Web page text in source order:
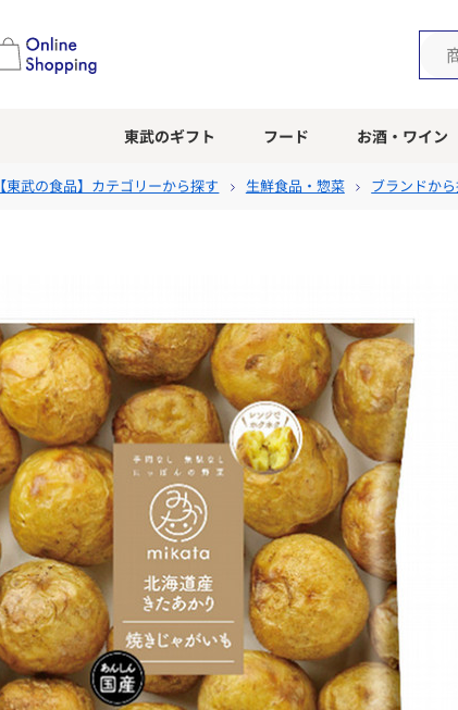
東武のギフト フード お酒・ワイン
【東武の食品】カテゴリーから探す 生鮮食品・惣菜 ブランドか